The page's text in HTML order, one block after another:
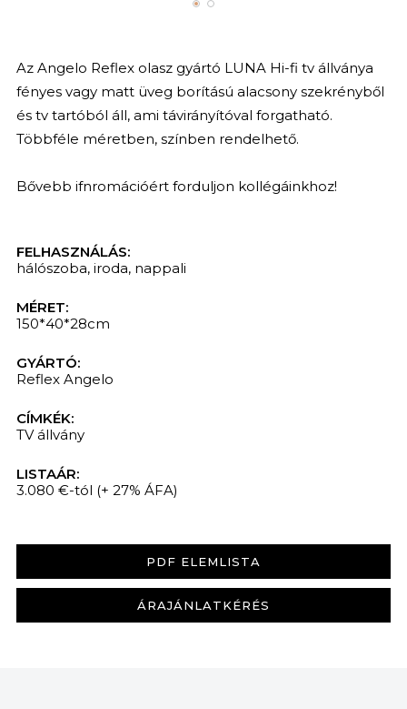
Az Angelo Reflex olasz gyártó LUNA Hi-fi tv állványa
fényes vagy matt üveg borítású alacsony szekrényből
és tv tartóból áll, ami távirányítóval forgatható.
Többféle méretben, színben rendelhető.
Bővebb ifnromációért forduljon kollégáinkhoz!
FELHASZNÁLÁS:
hálószoba, iroda, nappali
MÉRET:
150*40*28cm
GYÁRTÓ:
Reflex Angelo
CÍMKÉK:
TV állvány
LISTAÁR:
3.080 €-tól (+ 27% ÁFA)
PDF ELEMLISTA
ÁRAJÁNLATKÉRÉS